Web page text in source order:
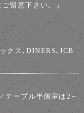
留意下さい。」
クス､DINERS､JCB
テーブル半個室は2～